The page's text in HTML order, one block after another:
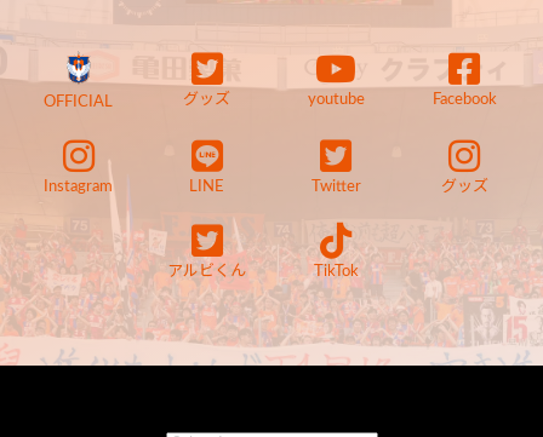
OFFICIAL グッズ youtube Facebook
Instagram LINE Twitter グッズ
アルビくん TikTok